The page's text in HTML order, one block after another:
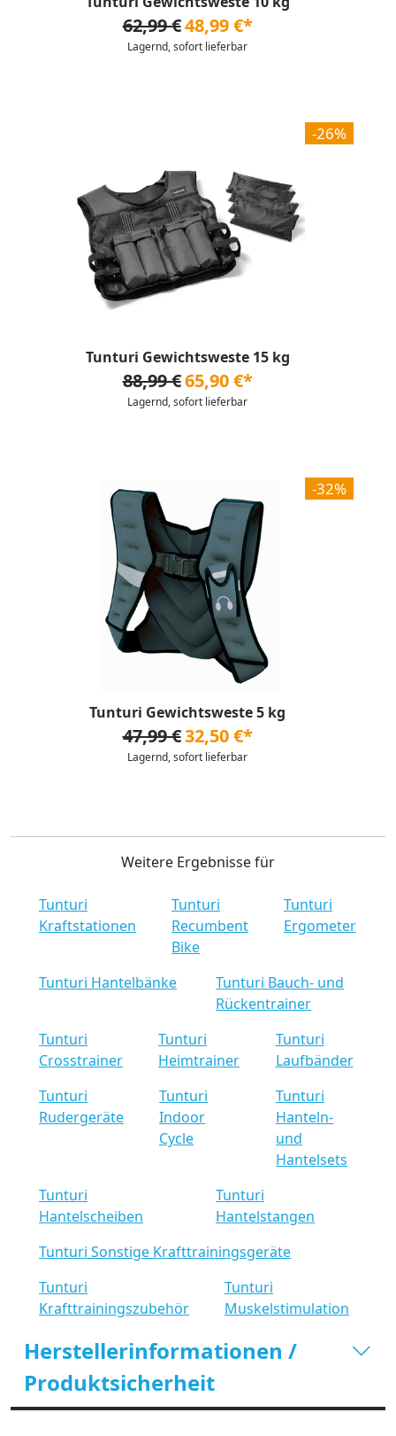
62,99 €48,99 €*
Lagernd, sofort lieferbar
-26%
Tunturi Gewichtsweste 15 kg
88,99 €65,90 €*
Lagernd, sofort lieferbar
-32%
Tunturi Gewichtsweste 5 kg
47,99 €32,50 €*
Lagernd, sofort lieferbar
Weitere Ergebnisse für
Tunturi
Kraftstationen
Tunturi
Recumbent
Bike
Tunturi
Ergometer
Tunturi Hantelbänke
Tunturi Bauch- und
Rückentrainer
Tunturi
Crosstrainer
Tunturi
Heimtrainer
Tunturi
Laufbänder
Tunturi
Rudergeräte
Tunturi
Indoor
Cycle
Tunturi
Hanteln-
und
Hantelsets
Tunturi
Hantelscheiben
Tunturi
Hantelstangen
Tunturi Sonstige Krafttrainingsgeräte
Tunturi
Krafttrainingszubehör
Tunturi
Muskelstimulation
Herstellerinformationen /
Produktsicherheit